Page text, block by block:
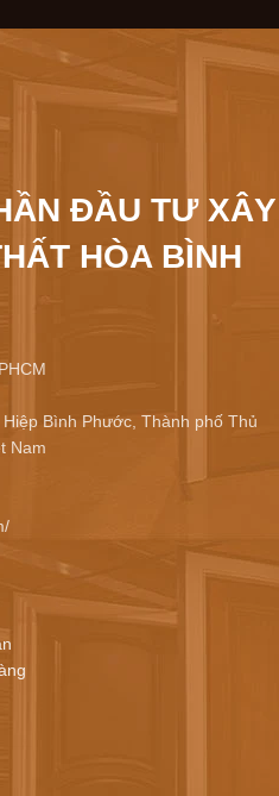
ĐẦU TƯ XÂY
HÒA BÌNH
Bình Phước, Thành phố Thủ
Nam